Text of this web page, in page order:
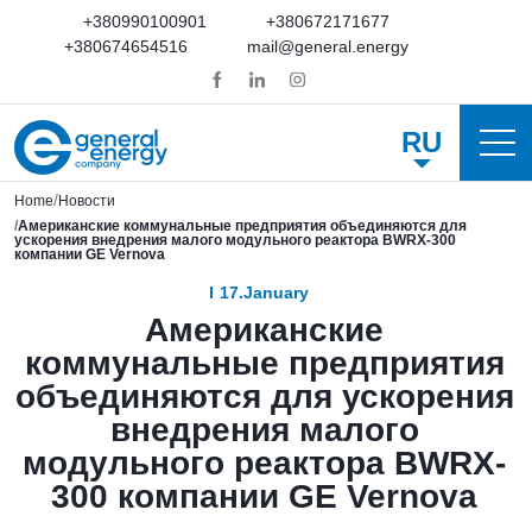
+380990100901
+380672171677
+380674654516
mail@general.energy
RU
Home Новости
Американские коммунальные предприятия объединяются для
ускорения внедрения малого модульного реактора BWRX-300
компании GE Vernova
17.January
Американские
коммунальные предприятия
объединяются для ускорения
внедрения малого
модульного реактора BWRX-
300 компании GE Vernova